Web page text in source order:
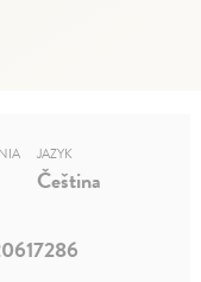
JAZYK
Čeština